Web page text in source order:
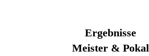
Ergebnisse
Meister & Pokal